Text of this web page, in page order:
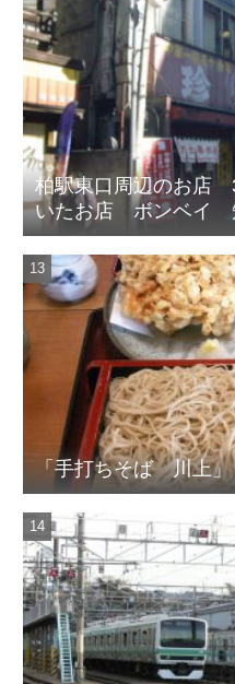
柏駅東口周辺のお店
いたお店 ボンベイ
「手打ちそば 川上